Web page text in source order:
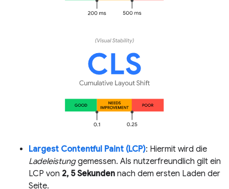
Largest Contentful Paint (LCP): Hiermit wird die
Ladeleistunggemessen. Als nutzerfreundlich gilt ein
LCP von 2, 5 Sekunden nach dem ersten Laden der
Seite.